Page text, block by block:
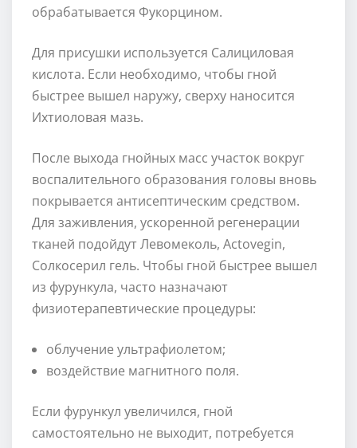
обрабатывается Фукорцином.
Для присушки используется Салициловая
кислота. Если необходимо, чтобы гной
быстрее вышел наружу, сверху наносится
Ихтиоловая мазь.
После выхода гнойных масс участок вокруг
воспалительного образования головы вновь
покрывается антисептическим средством.
Для заживления, ускоренной регенерации
тканей подойдут Левомеколь, Actovegin,
Солкосерил гель. Чтобы гной быстрее вышел
из фурункула, часто назначают
физиотерапевтические процедуры:
облучение ультрафиолетом;
воздействие магнитного поля.
Если фурункул увеличился, гной
самостоятельно не выходит, потребуется